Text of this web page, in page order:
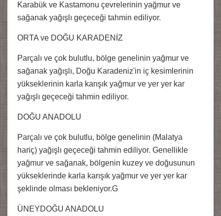
Karabük ve Kastamonu çevrelerinin yağmur ve
sağanak yağışlı geçeceği tahmin ediliyor.
ORTA ve DOĞU KARADENİZ
Parçalı ve çok bulutlu, bölge genelinin yağmur ve
sağanak yağışlı, Doğu Karadeniz'in iç kesimlerinin
yükseklerinin karla karışık yağmur ve yer yer kar
yağışlı geçeceği tahmin ediliyor.
DOĞU ANADOLU
Parçalı ve çok bulutlu, bölge genelinin (Malatya
hariç) yağışlı geçeceği tahmin ediliyor. Genellikle
yağmur ve sağanak, bölgenin kuzey ve doğusunun
yükseklerinde karla karışık yağmur ve yer yer kar
şeklinde olması bekleniyor.G
ÜNEYDOĞU ANADOLU